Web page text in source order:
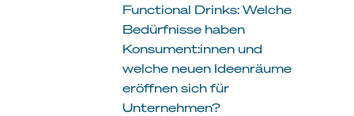
Functional Drinks: Welche
Bedürfnisse haben
Konsument:innen und
welche neuen Ideenräume
eröffnen sich für
Unternehmen?